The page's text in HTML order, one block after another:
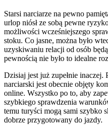
Starsi narciarze na pewno
urlop niósł ze sobą pewne
możliwości wcześniejszego
stoku. Co jasne, można było
uzyskiwaniu relacji od osób
pewnością nie było to idealne
Dzisiaj jest już zupełnie
narciarski jest obecnie objęty
online. Wszystko po to, aby
szybkiego sprawdzenia
temu turyści mogą sami szybko
dobrze przygotowany do jazdy.